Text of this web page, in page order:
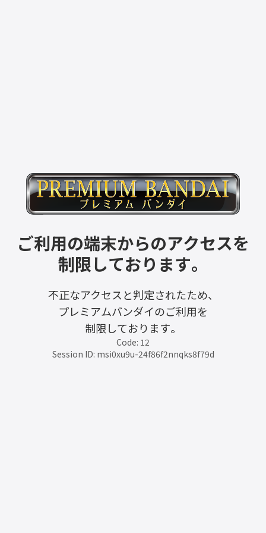
ご利用の端末からのアクセスを
制限しております。
不正なアクセスと判定されたため、
プレミアムバンダイのご利用を
制限しております。
Code: 12
Session ID: msi0xu9u-24f86f2nnqks8f79d